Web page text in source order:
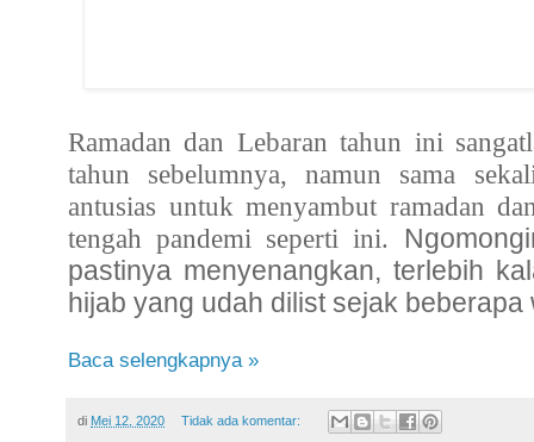
Ramadan dan Lebaran tahun ini
tahun sebelumnya, namun sama
antusias untuk menyambut ramadan
tengah pandemi seperti ini.
pastinya menyenangkan, terlebih
hijab yang udah dilist sejak
Baca selengkapnya »
di Mei 12, 2020 Tidak ada komentar: